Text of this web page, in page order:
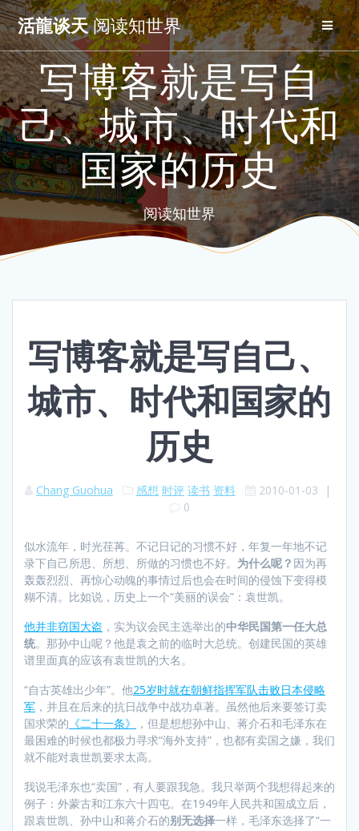
Skip
to
content
活龍谈天阅读知世界
写博客就是写自
己、城市、时代和
国家的历史
阅读知世界
写博客就是写自己、
城市、时代和国家的
历史
Chang Guohua 感想 时评 读书 资料 2010-01-03 |
0
似水流年，时光荏苒。不记日记的习惯不好，年复一年地不记
录下自己所思、所想、所做的习惯也不好。 为什么呢？ 因为再
轰轰烈烈、再惊心动魄的事情过后也会在时间的侵蚀下变得模
糊不清。比如说，历史上一个“美丽的误会”：袁世凯。
他并非窃国大盗 ，实为议会民主选举出的中华民国第一任大总
统。那孙中山呢？他是袁之前的临时大总统。创建民国的英雄
谱里面真的应该有袁世凯的大名。
“自古英雄出少年”。他25岁时就在朝鲜指挥军队击败日本侵略
军 ，并且在后来的抗日战争中战功卓著。虽然他后来要签订卖
国求荣的 《二十一条》
，但是想想孙中山、蒋介石和毛泽东在
最困难的时候也都极力寻求“海外支持”，也都有卖国之嫌，我们
就不能对袁世凯要求太高。
我说毛泽东也“卖国”，有人要跟我急。我只举两个我想得起来的
例子：外蒙古和江东六十四屯。在1949年人民共和国成立后，
跟袁世凯、孙中山和蒋介石的别无选择一样，毛泽东选择了“一